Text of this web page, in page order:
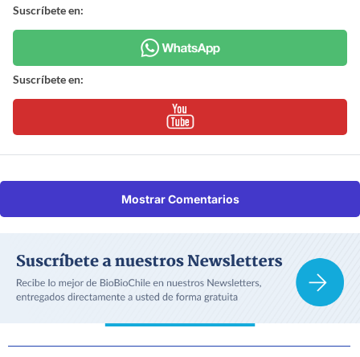
Suscríbete en:
Suscríbete en:
Mostrar Comentarios